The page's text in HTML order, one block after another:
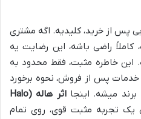
پس از خرید، کلیدیه. اگه مشتری
راضی باشه، این رضایت یه
خاطره مثبت، فقط محدود به
پس از فروش، نحوه برخورد
برند میشه. اینجا
اثر هاله (Halo
یک تجربه مثبت قوی، روی تمام